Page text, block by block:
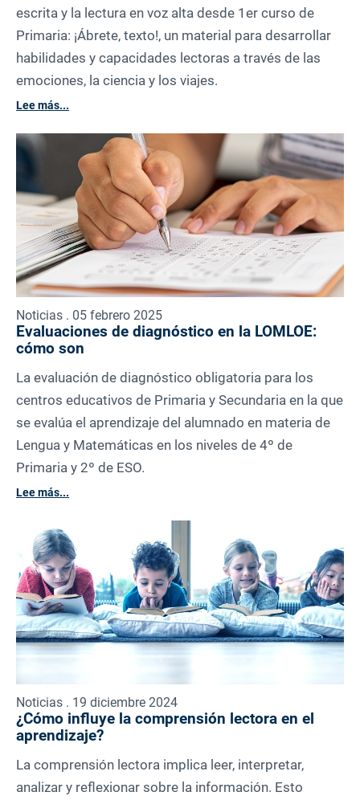
escrita y la lectura en voz alta desde 1er curso de
Primaria: ¡Ábrete, texto!, un material para desarrollar
habilidades y capacidades lectoras a través de las
emociones, la ciencia y los viajes.
Lee más...
Noticias . 05 febrero 2025
Evaluaciones de diagnóstico en la LOMLOE:
cómo son
La evaluación de diagnóstico obligatoria para los
centros educativos de Primaria y Secundaria en la que
se evalúa el aprendizaje del alumnado en materia de
Lengua y Matemáticas en los niveles de 4º de
Primaria y 2º de ESO.
Lee más...
Noticias . 19 diciembre 2024
¿Cómo influye la comprensión lectora en el
aprendizaje?
La comprensión lectora implica leer, interpretar,
analizar y reflexionar sobre la información. Esto